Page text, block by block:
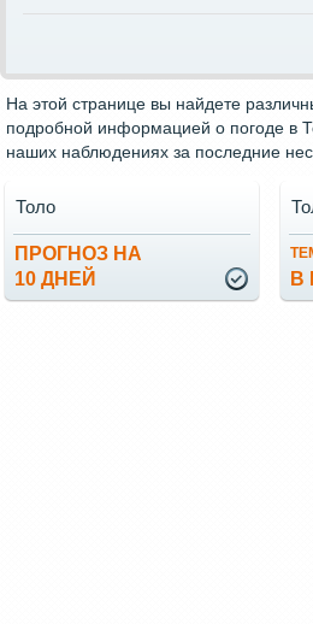
На этой странице вы найдете
подробной информацией о погоде в
наших наблюдениях за последние
ПРОГНОЗ НА
10 ДНЕЙ
Толо
В